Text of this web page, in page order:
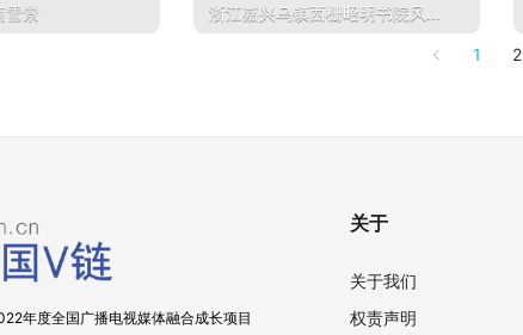
雪景
浙江嘉兴乌镇西栅昭明书院风景
1
2
年度全国广播电视媒体融合成长项目
关于
关于我们
权责声明